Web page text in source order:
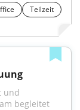
Teilzeit
und
begleitet